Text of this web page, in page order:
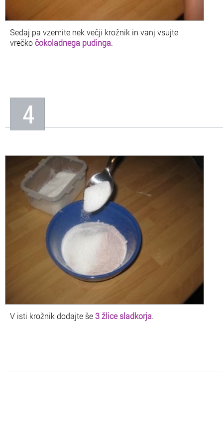
Sedaj pa vzemite nek večji krožnik in vanj vsujte
vrečkočokoladnega pudinga.
4
V isti krožnik dodajte še3 žlice sladkorja.